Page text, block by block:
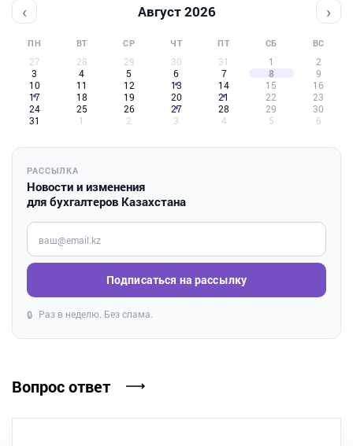
‹ Август 2026 ›
ПН ВТ СР ЧТ ПТ СБ ВС
27 28 29 30 31 1
2
3
4 5 6 7 8
9
10
11 12 13 14 15
16
17
18 19 20 21 22
23
24
25 26 27 28 29
30
31
1 2 3 4 5 6
РАССЫЛКА
Новости и изменения
для бухгалтеров Казахстана
Введите ваш e-mail
Подписаться на рассылку
🔒 Раз в неделю. Без спама.
Вопрос ответ